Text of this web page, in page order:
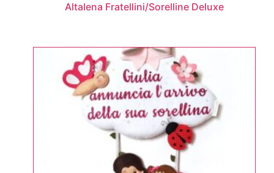
Altalena Fratellini/Sorelline Deluxe